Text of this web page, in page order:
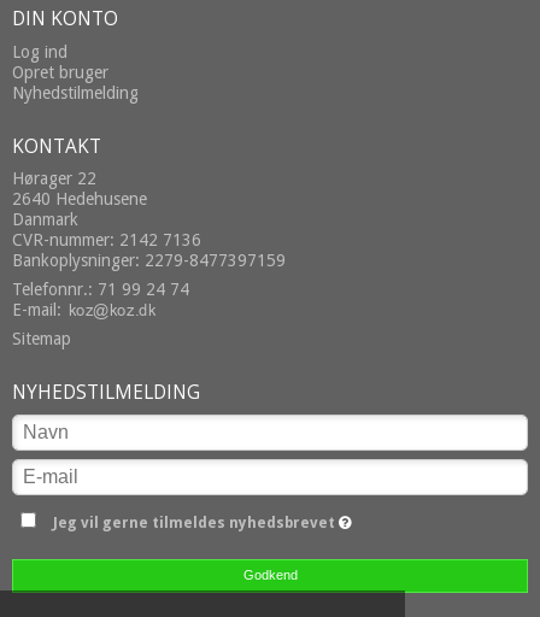
DIN KONTO
Log ind
Opret bruger
Nyhedstilmelding
KONTAKT
Hørager 22
2640 Hedehusene
Danmark
CVR-nummer: 2142 7136
Bankoplysninger: 2279-8477397159
Telefonnr.: 71 99 24 74
E-mail :
Sitemap
NYHEDSTILMELDING
Jeg vil gerne tilmeldes nyhedsbrevet
Godkend